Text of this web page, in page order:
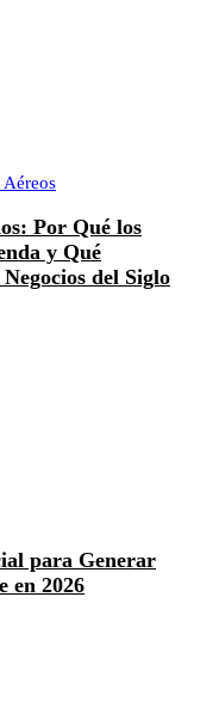
Por Qué los
y Qué
del Siglo
para Generar
en 2026